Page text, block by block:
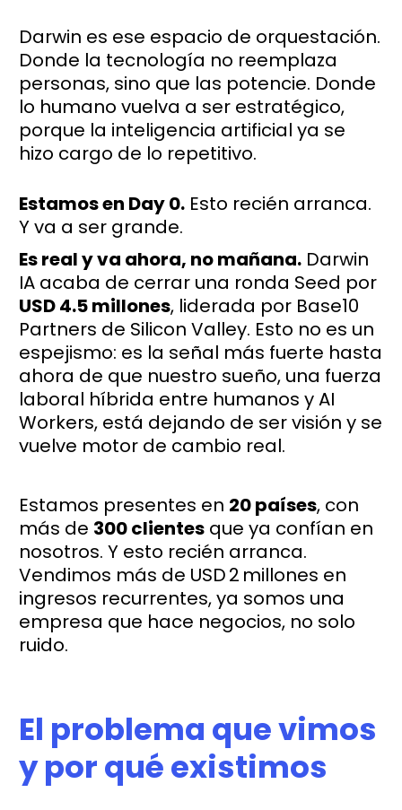
Darwin es ese espacio de orquestación.
Donde la tecnología no reemplaza
personas, sino que las potencie. Donde
lo humano vuelva a ser estratégico,
porque la inteligencia artificial ya se
hizo cargo de lo repetitivo.
Estamos en Day 0. Esto recién arranca.
Y va a ser grande.
Es real y va ahora, no mañana. Darwin
IA acaba de cerrar una ronda Seed por
USD 4.5 millones, liderada por Base10
Partners de Silicon Valley. Esto no es un
espejismo: es la señal más fuerte hasta
ahora de que nuestro sueño, una fuerza
laboral híbrida entre humanos y AI
Workers, está dejando de ser visión y se
vuelve motor de cambio real.
Estamos presentes en 20 países, con
más de 300 clientes que ya confían en
nosotros. Y esto recién arranca.
Vendimos más de USD 2 millones en
ingresos recurrentes, ya somos una
empresa que hace negocios, no solo
ruido.
El problema que vimos
y por qué existimos